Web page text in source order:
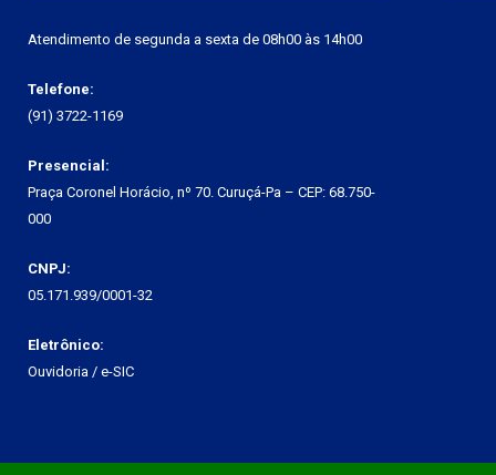
Atendimento de segunda a sexta de 08h00 às 14h00
Telefone:
(91) 3722-1169
Presencial:
Praça Coronel Horácio, nº 70. Curuçá-Pa – CEP: 68.750-
000
CNPJ:
05.171.939/0001-32
Eletrônico:
Ouvidoria / e-SIC